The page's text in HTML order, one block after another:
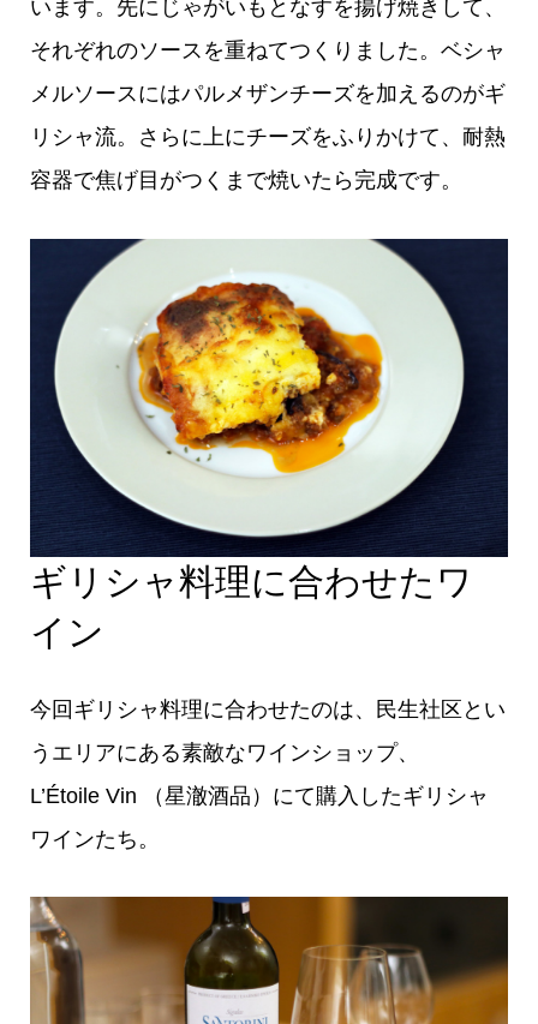
います。先にじゃがいもとなすを揚げ焼きして、
それぞれのソースを重ねてつくりました。ベシャ
メルソースにはパルメザンチーズを加えるのがギ
リシャ流。さらに上にチーズをふりかけて、耐熱
容器で焦げ目がつくまで焼いたら完成です。
ギリシャ料理に合わせたワ
イン
今回ギリシャ料理に合わせたのは、民生社区とい
うエリアにある素敵なワインショップ、
L’Étoile Vin （星澈酒品）にて購入したギリシャ
ワインたち。